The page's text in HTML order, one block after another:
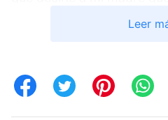
Dios. No importa lo que Él
aterrorizó. Nunca había
Leer